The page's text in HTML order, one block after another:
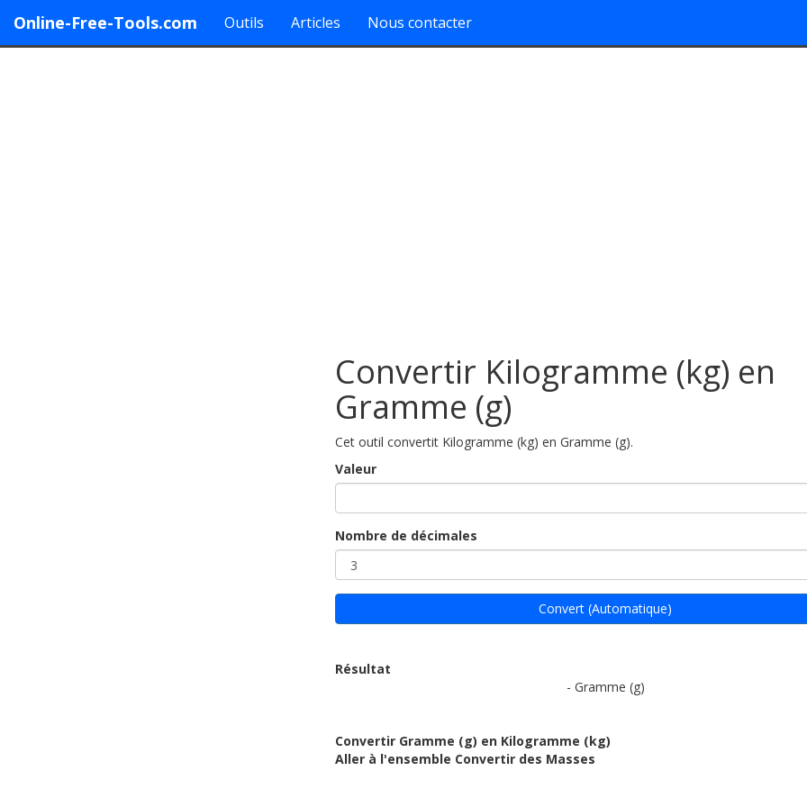
Online-Free-Tools.com Outils Articles Nous contacter
Convertir Kilogramme (kg) en
Gramme (g)
Cet outil convertit Kilogramme (kg) en Gramme (g).
Valeur
Nombre de décimales
Convert (Automatique)
Résultat
- Gramme (g)
Convertir Gramme (g) en Kilogramme (kg)
Aller à l'ensemble Convertir des Masses